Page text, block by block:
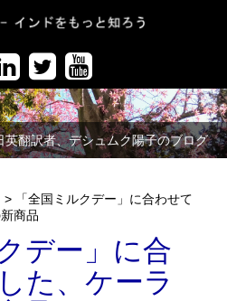
翻訳者、デシュムク陽子のブログ
>
「全国ミルクデー」に合わせて
商品
デー」に合
た、ケーラ